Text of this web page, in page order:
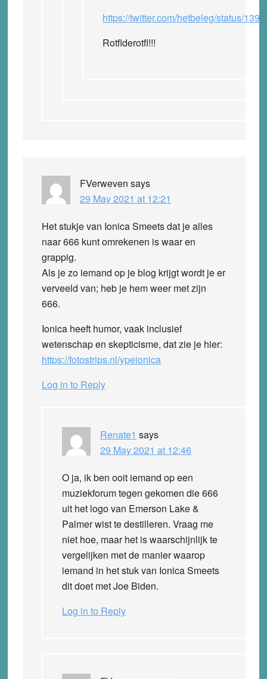
https://twitter.com/hetbeleg/status/
Rotflderotfl!!!
FVerweven says
29 May 2021 at 12:21
Het stukje van Ionica Smeets dat je alles
naar 666 kunt omrekenen is waar en
grappig.
Als je zo iemand op je blog krijgt wordt je er
verveeld van; heb je hem weer met zijn
666.
Ionica heeft humor, vaak inclusief
wetenschap en skepticisme, dat zie je hier:
https://fotostrips.nl/ypeionica
Log in to Reply
Renate1 says
29 May 2021 at 12:46
O ja, ik ben ooit iemand op een
muziekforum tegen gekomen die 666
uit het logo van Emerson Lake &
Palmer wist te destilleren. Vraag me
niet hoe, maar het is waarschijnlijk te
vergelijken met de manier waarop
iemand in het stuk van Ionica Smeets
dit doet met Joe Biden.
Log in to Reply